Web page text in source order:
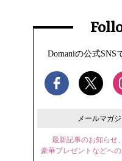
Domaniの公式SNS
メールマガ
最新記事のお知らせ
豪華プレゼントなどへ